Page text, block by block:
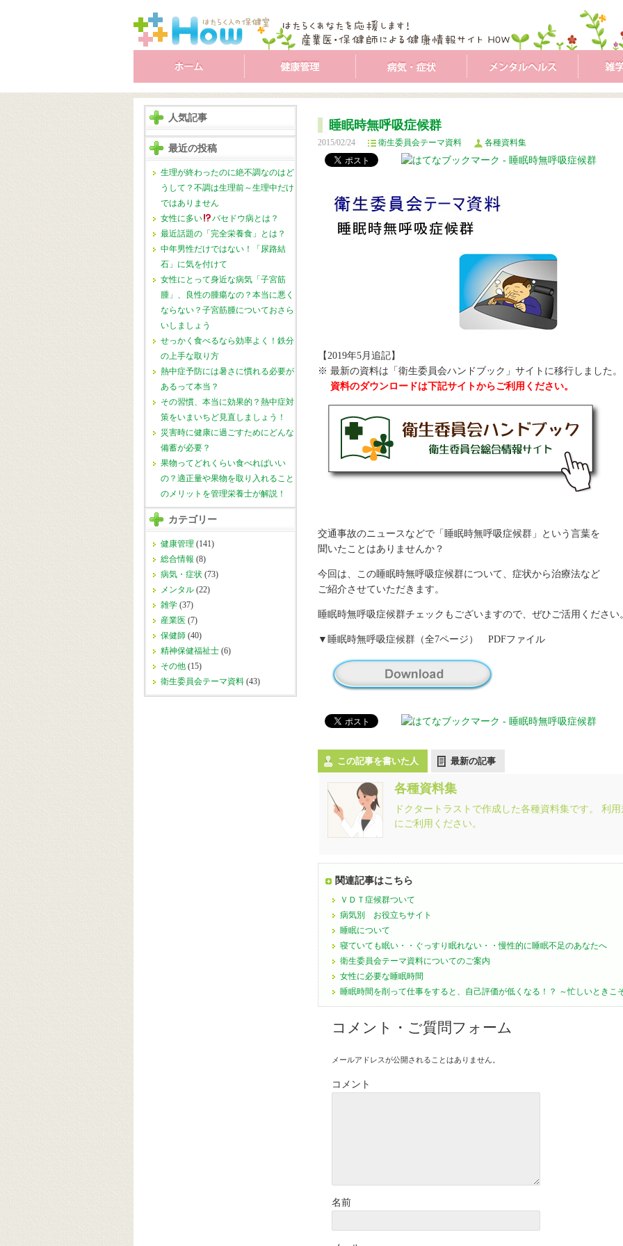
人気記事
最近の投稿
生理が終わったのに絶不調なのはど
うして？不調は生理前～生理中だけ
ではありません
女性に多い
バセドウ病とは？
最近話題の「完全栄養食」とは？
中年男性だけではない！「尿路結
石」に気を付けて
女性にとって身近な病気「子宮筋
腫」、良性の腫瘍なの？本当に悪く
ならない？子宮筋腫についておさら
いしましょう
せっかく食べるなら効率よく！鉄分
の上手な取り方
熱中症予防には暑さに慣れる必要が
あるって本当？
その習慣、本当に効果的？熱中症対
策をいまいちど見直しましょう！
災害時に健康に過ごすためにどんな
備蓄が必要？
果物ってどれくらい食べればいい
の？適正量や果物を取り入れること
のメリットを管理栄養士が解説！
カテゴリー
健康管理 (141)
総合情報 (8)
病気・症状 (73)
メンタル (22)
雑学 (37)
産業医 (7)
保健師 (40)
精神保健福祉士 (6)
その他 (15)
衛生委員会テーマ資料 (43)
睡眠時無呼吸症候群
2015/02/24 衛生委員会テーマ資料 各種資料集
【2019年5月追記】
※ 最新の資料は「衛生委員会ハンドブック」サイトに移行しました。
資料のダウンロードは下記サイトからご利用ください。
交通事故のニュースなどで「睡眠時無呼吸症候群」という言葉を
聞いたことはありませんか？
今回は、この睡眠時無呼吸症候群について、症状から治療法など
ご紹介させていただきます。
睡眠時無呼吸症候群チェックもございますので、ぜひご活用ください
▼睡眠時無呼吸症候群（全7ページ） PDFファイル
この記事を書いた人 最新の記事
各種資料集
ドクタートラストで作成した各種資料集です。 利
にご利用ください。
関連記事はこちら
ＶＤＴ症候群ついて
病気別 お役立ちサイト
睡眠について
寝ていても眠い・・ぐっすり眠れない・・慢性的に睡眠不足のあなたへ
衛生委員会テーマ資料についてのご案内
女性に必要な睡眠時間
睡眠時間を削って仕事をすると、自己評価が低くなる！？ ～忙しいときこ
コメント・ご質問フォーム
メールアドレスが公開されることはありません。
コメント
名前